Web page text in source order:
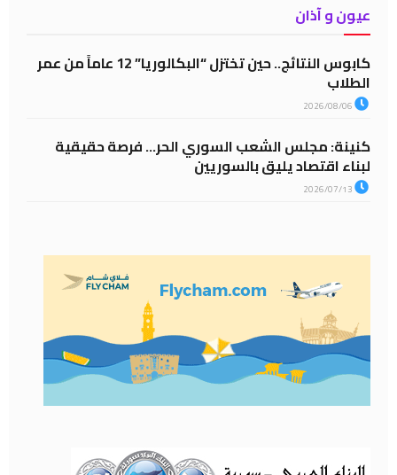
عيون و آذان
كابوس النتائج.. حين تختزل “البكالوريا” 12 عاماً من عمر
الطلاب
كنينة: مجلس الشعب السوري الحر… فرصة حقيقية
لبناء اقتصاد يليق بالسوريين